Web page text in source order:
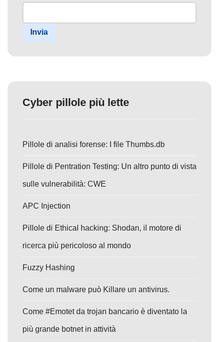
Invia
Cyber pillole più lette
Pillole di analisi forense: I file Thumbs.db
Pillole di Pentration Testing: Un altro punto di vista
sulle vulnerabilità: CWE
APC Injection
Pillole di Ethical hacking: Shodan, il motore di
ricerca più pericoloso al mondo
Fuzzy Hashing
Come un malware può Killare un antivirus.
Come #Emotet da trojan bancario è diventato la
più grande botnet in attività